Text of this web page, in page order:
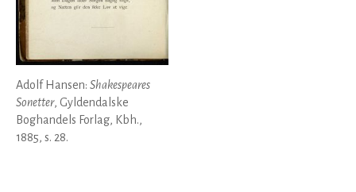
Adolf Hansen: Shakespeares
Sonetter, Gyldendalske
Boghandels Forlag, Kbh.,
1885, s. 28.